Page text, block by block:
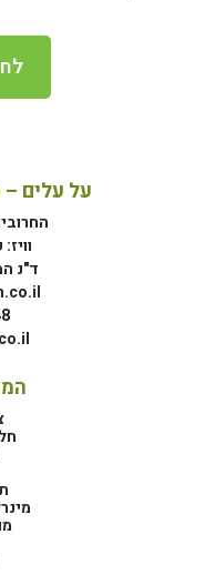
על עלים
החרובים 8, מושב
ד"נ